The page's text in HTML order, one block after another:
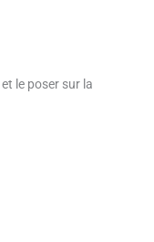
et le poser sur la